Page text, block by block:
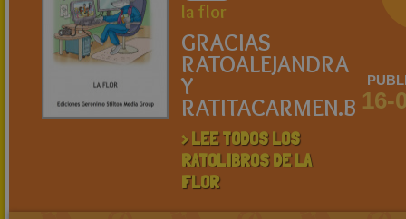
la flor
GRACIAS
RATOALEJANDRA
Y
RATITACARMEN.B
> LEE TODOS LOS
RATOLIBROS DE LA
FLOR
16-